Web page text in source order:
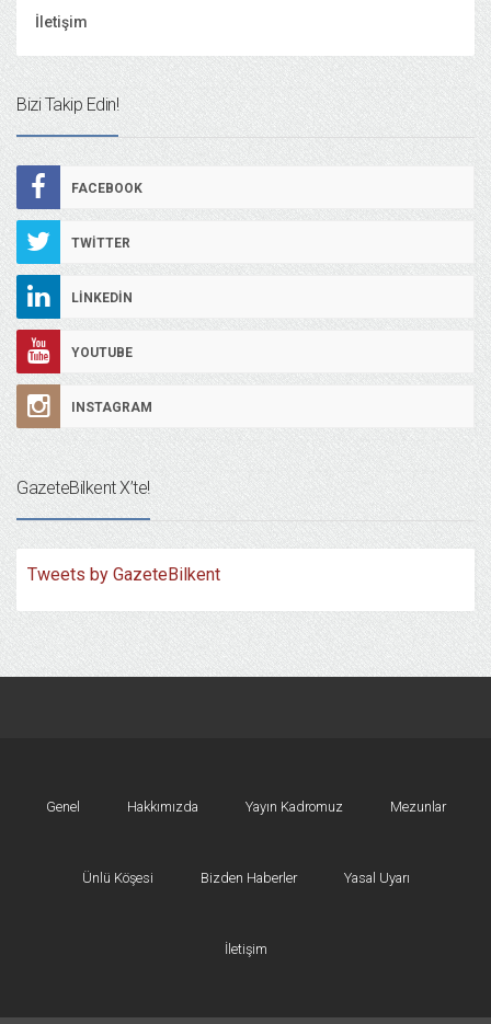
İletişim
Bizi Takip Edin!
FACEBOOK
TWITTER
LINKEDIN
YOUTUBE
INSTAGRAM
GazeteBilkent X’te!
Tweets by GazeteBilkent
Genel Hakkımızda Yayın Kadromuz Mezunlar
Ünlü Köşesi Bizden Haberler Yasal Uyarı
İletişim